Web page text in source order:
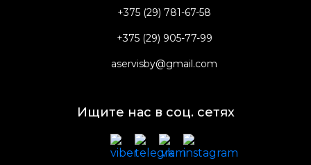
+375 (29) 781-67-58
+375 (29) 905-77-99
aservisby@gmail.com
Ищите нас в соц. сетях